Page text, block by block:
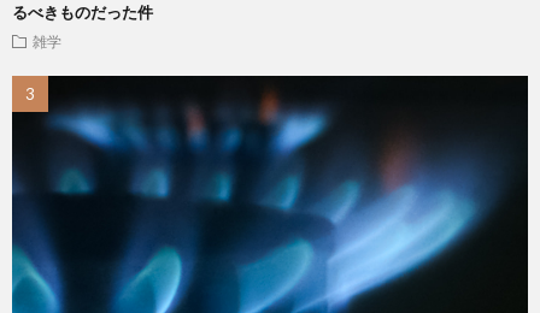
るべきものだった件
雑学